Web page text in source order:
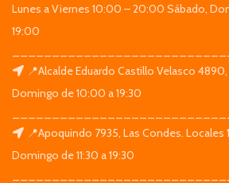
Lunes a Viernes 10:00 – 20:00 Sábado,
19:00
📍Alcalde Eduardo Castillo Velasco
Domingo de 10:00 a 19:30
📍Apoquindo 7935, Las Condes. Locales
Domingo de 11:30 a 19:30